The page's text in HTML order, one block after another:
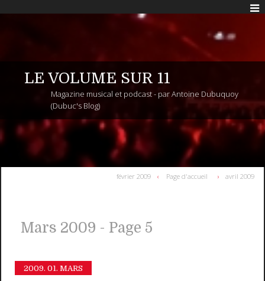
LE VOLUME SUR 11
Magazine musical et podcast - par Antoine Dubuquoy
(Dubuc's Blog)
février 2009 Page d'accueil avril 2009
Mars 2009 - Page 5
2009. 01. MARS